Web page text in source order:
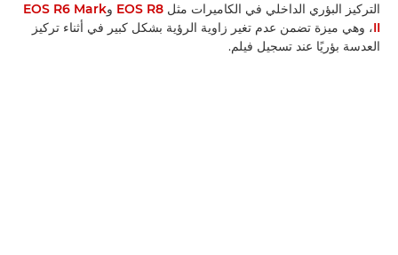
التركيز البؤري الداخلي في الكاميرات مثل EOS R8 وEOS R6 Mark
II، وهي ميزة تضمن عدم تغير زاوية الرؤية بشكل كبير في أثناء تركيز
العدسة بؤريًا عند تسجيل فيلم.